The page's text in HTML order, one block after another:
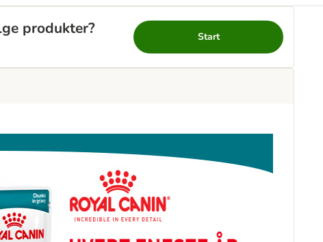
produkter? Start